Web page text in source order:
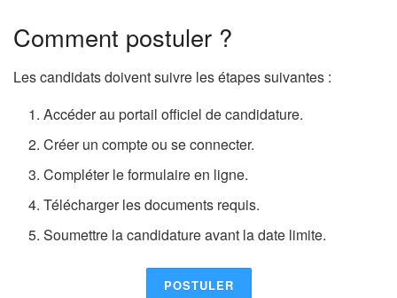
Comment postuler ?
Les candidats doivent suivre les étapes suivantes :
Accéder au portail officiel de candidature.
Créer un compte ou se connecter.
Compléter le formulaire en ligne.
Télécharger les documents requis.
Soumettre la candidature avant la date limite.
POSTULER